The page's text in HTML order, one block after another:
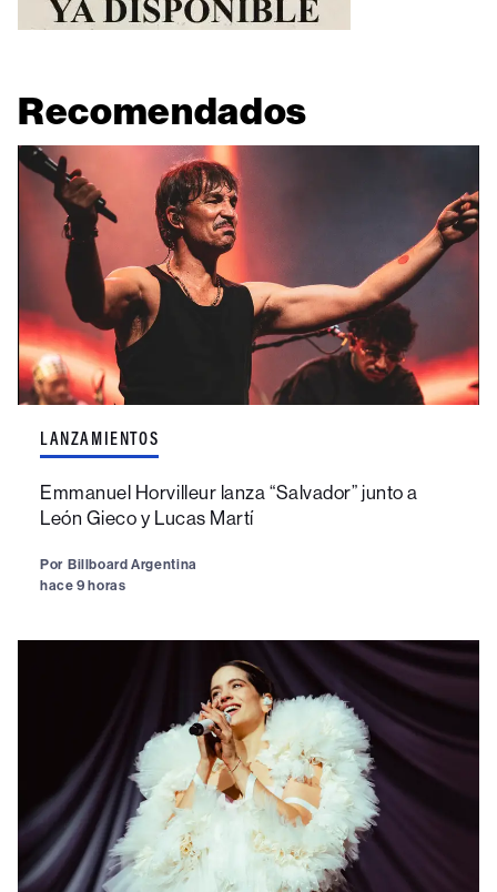
Recomendados
LANZAMIENTOS
Emmanuel Horvilleur lanza “Salvador” junto a
León Gieco y Lucas Martí
Por Billboard Argentina
hace 9 horas